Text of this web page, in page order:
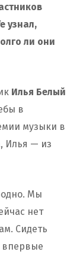
узнал,
ли они
Илья Белый
в
музыки в
Илья — из
Мы
нет
Сидеть
впервые